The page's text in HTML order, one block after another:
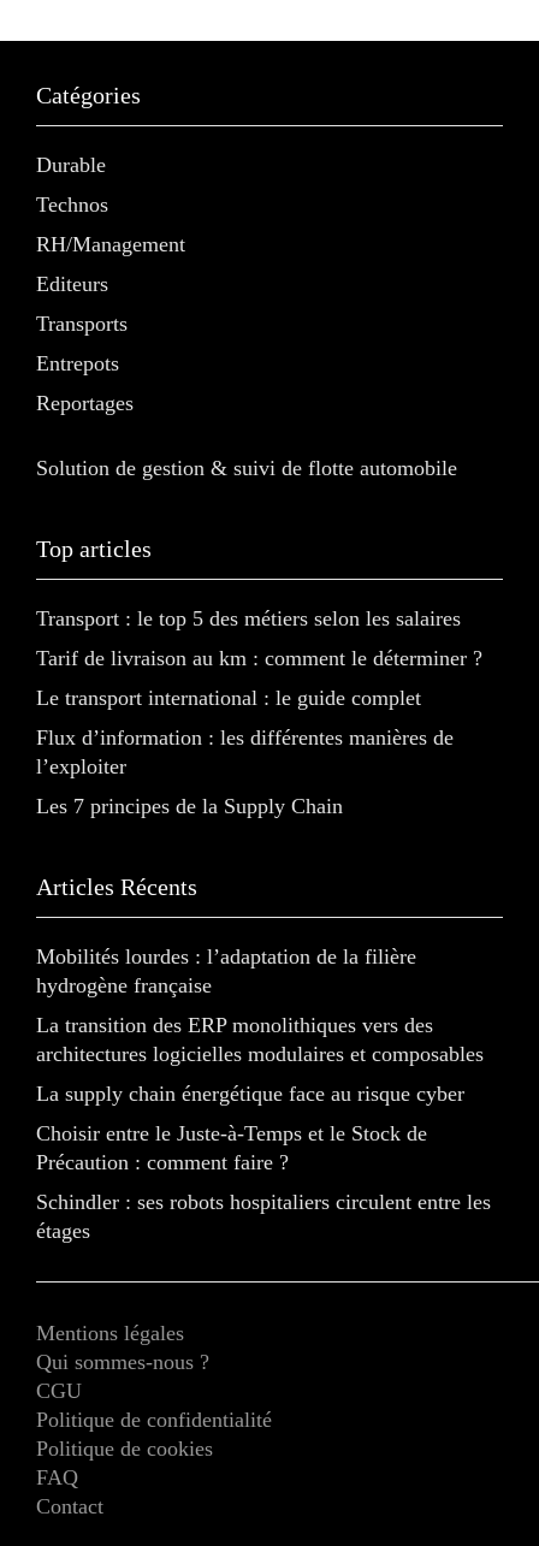
Catégories
Durable
Technos
RH/Management
Editeurs
Transports
Entrepots
Reportages
Solution de gestion & suivi de flotte automobile
Top articles
Transport : le top 5 des métiers selon les salaires
Tarif de livraison au km : comment le déterminer ?
Le transport international : le guide complet
Flux d’information : les différentes manières de
l’exploiter
Les 7 principes de la Supply Chain
Articles Récents
Mobilités lourdes : l’adaptation de la filière
hydrogène française
La transition des ERP monolithiques vers des
architectures logicielles modulaires et composables
La supply chain énergétique face au risque cyber
Choisir entre le Juste-à-Temps et le Stock de
Précaution : comment faire ?
Schindler : ses robots hospitaliers circulent entre les
étages
Mentions légales
Qui sommes-nous ?
CGU
Politique de confidentialité
Politique de cookies
FAQ
Contact